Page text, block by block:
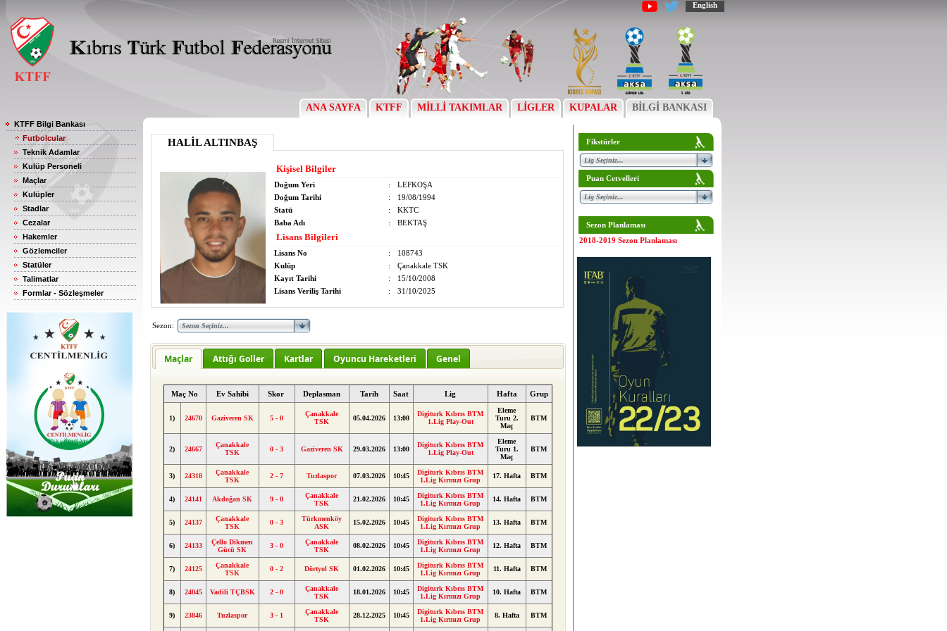
English
ANA SAYFA KTFF MİLLİ TAKIMLAR LİGLER KUPALAR BİLGİ BANKASI
KTFF Bilgi Bankası
Futbolcular
Teknik Adamlar
Kulüp Personeli
Maçlar
Kulüpler
Stadlar
Cezalar
Hakemler
Gözlemciler
Statüler
Talimatlar
Formlar - Sözleşmeler
HALİL ALTINBAŞ
Kişisel Bilgiler
Doğum Yeri :
LEFKOŞA
Doğum Tarihi
:
19/08/1994
Statü
:
KKTC
Baba Adı
: BEKTAŞ
Lisans Bilgileri
Lisans No :
108743
Kulüp
:
Çanakkale TSK
Kayıt Tarihi
:
15/10/2008
Lisans Veriliş Tarihi
: 31/10/2025
Sezon:
Maçlar Attığı Goller Kartlar Oyuncu Hareketleri Genel
Maç No Ev Sahibi Skor Deplasman Tarih Saat Lig Hafta Grup
1) 24670 Gaziveren SK 5 - 0
Çanakkale
TSK
05.04.2026 13:00
Digiturk Kıbrıs BTM
1.Lig Play-Out
Eleme
Turu 2.
Maç
BTM
2) 24667
Çanakkale
TSK
0 - 3 Gaziveren SK 29.03.2026 13:00
Digiturk Kıbrıs BTM
1.Lig Play-Out
Eleme
Turu 1.
Maç
BTM
3) 24318
Çanakkale
TSK
2 - 7 Tuzlaspor 07.03.2026 10:45
Digiturk Kıbrıs BTM
1.Lig Kırmızı Grup
17. Hafta BTM
4) 24141 Akdoğan SK 9 - 0
Çanakkale
TSK
21.02.2026 10:45
Digiturk Kıbrıs BTM
1.Lig Kırmızı Grup
14. Hafta BTM
5) 24137
Çanakkale
TSK
0 - 3
Türkmenköy
ASK
15.02.2026 10:45
Digiturk Kıbrıs BTM
1.Lig Kırmızı Grup
13. Hafta BTM
6) 24133
Çello Dikmen
Gücü SK
3 - 0
Çanakkale
TSK
08.02.2026 10:45
Digiturk Kıbrıs BTM
1.Lig Kırmızı Grup
12. Hafta BTM
7) 24125
Çanakkale
TSK
0 - 2 Dörtyol SK 01.02.2026 10:45
Digiturk Kıbrıs BTM
1.Lig Kırmızı Grup
11. Hafta BTM
8) 24045 Vadili TÇBSK 2 - 0
Çanakkale
TSK
18.01.2026 10:45
Digiturk Kıbrıs BTM
1.Lig Kırmızı Grup
10. Hafta BTM
9) 23846 Tuzlaspor 3 - 1
Çanakkale
TSK
28.12.2025 10:45
Digiturk Kıbrıs BTM
1.Lig Kırmızı Grup
8. Hafta BTM
Fikstürler
Puan Cetvelleri
Sezon Planlaması
2018-2019 Sezon Planlaması